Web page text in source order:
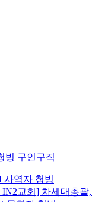
빙 구인구직
사역자 청빙
IN2교회] 차세대총괄